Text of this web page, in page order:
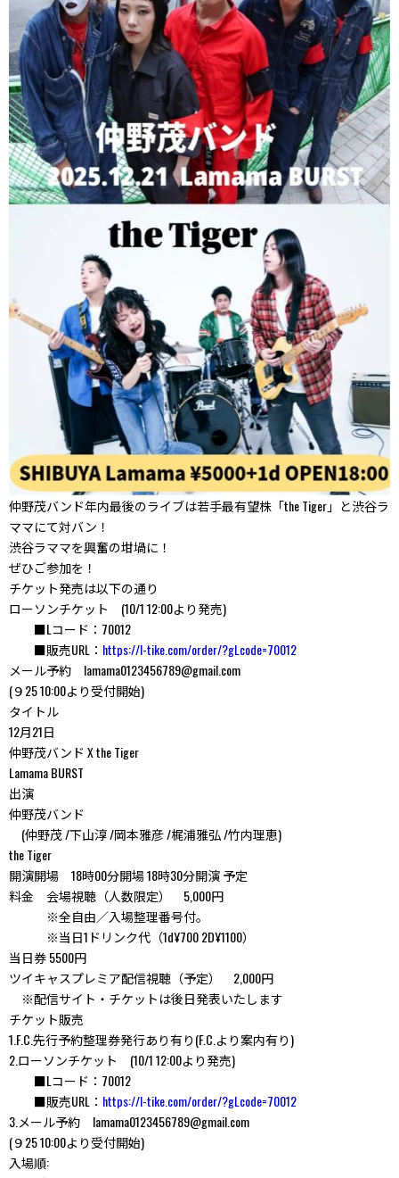
仲野茂バンド年内最後のライブは若手最有望株「the Tiger」と渋谷ラ
ママにて対バン！
渋谷ラママを興奮の坩堝に！
ぜひご参加を！
チケット発売は以下の通り
ローソンチケット (10/1 12:00より発売)
■Lコード：70012
■販売URL： https://l-tike.com/order/?gLcode=70012
メール予約 lamama0123456789@gmail.com
(９25 10:00より受付開始)
タイトル
12月21日
仲野茂バンド X the Tiger
Lamama BURST
出演
仲野茂バンド
(仲野茂 /下山淳 /岡本雅彦 /梶浦雅弘 /竹内理恵)
the Tiger
開演開場 18時00分開場 18時30分開演 予定
料金 会場視聴（人数限定） 5,000円
※全自由／入場整理番号付。
※当日1ドリンク代（1d¥700 2D¥1100）
当日券 5500円
ツイキャスプレミア配信視聴（予定） 2,000円
※配信サイト・チケットは後日発表いたします
チケット販売
1.F.C.先行予約整理券発行あり有り(F.C.より案内有り)
2.ローソンチケット (10/1 12:00より発売)
■Lコード：70012
■販売URL： https://l-tike.com/order/?gLcode=70012
3.メール予約 lamama0123456789@gmail.com
(９25 10:00より受付開始)
入場順: